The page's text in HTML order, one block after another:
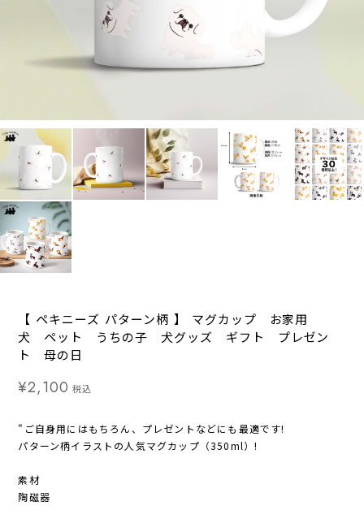
【 ペキニーズ パターン柄 】 マグカップ お家用
犬 ペット うちの子 犬グッズ ギフト プレゼン
ト 母の日
¥2,100 税込
"ご自身用にはもちろん、プレゼントなどにも最適です!
パターン柄イラストの人気マグカップ（350ml）!
素材
陶磁器